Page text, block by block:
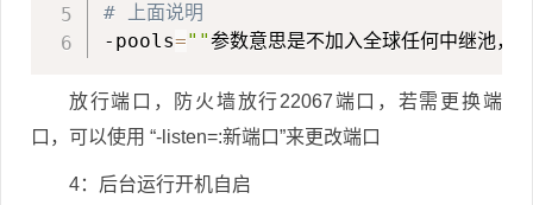
# 上面说明
-pools=""参数意思是不加入全球任何中继池，
放行端口，防火墙放行22067端口，若需更换端
口，可以使用 “-listen=:新端口”来更改端口
4：后台运行开机自启